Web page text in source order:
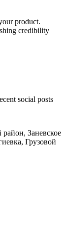
product.
credibility
social posts
Заневское
Грузовой